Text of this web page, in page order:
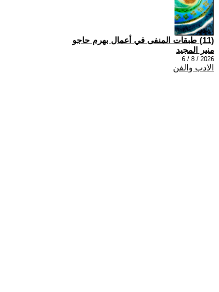
(11) طبقات المنفى في أعمال بهرم حاجو
منير المجيد
2026 / 8 / 6
الادب والفن